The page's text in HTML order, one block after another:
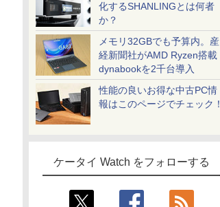
化するSHANLINGとは何者
か？
メモリ32GBでも予算内。産
経新聞社がAMD Ryzen搭載
dynabookを2千台導入
性能の良いお得な中古PC情
報はこのページでチェック！
ケータイ Watch をフォローする